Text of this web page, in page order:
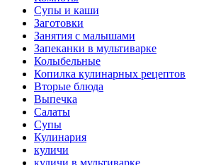
Супы и каши
Заготовки
Занятия с малышами
Запеканки в мультиварке
Колыбельные
Копилка кулинарных рецептов
Вторые блюда
Выпечка
Салаты
Супы
Кулинария
куличи
куличи в мультиварке